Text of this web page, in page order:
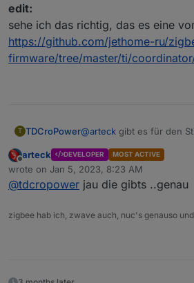
edit:
sehe ich das richtig, das es eine
https://github.com/jethome-ru/
firmware/tree/master/ti/
T TDCroPower@arteck gibt es für den
Ich habe noch die
edit:
sehe ich das richtig, das
gibt?
firmware/tree/master/ti/
Offline
arteck DEVELOPER MOST ACTIVE
wrote on Jan 5, 2023, 8:23 AM
last edited by
@tdcropower jau die gibts ..genau
zigbee hab ich, zwave auch, nuc's genauso